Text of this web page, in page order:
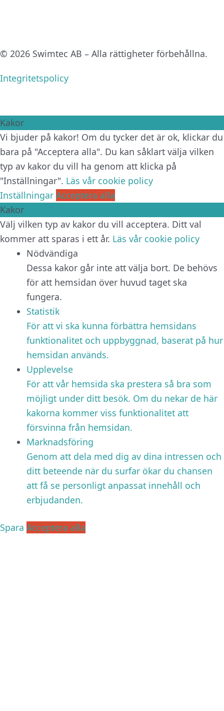
© 2026 Swimtec AB – Alla rättigheter förbehållna.
Integritetspolicy
Kakor
Vi bjuder på kakor! Om du tycker det är ok, klickar du
bara på "Acceptera alla". Du kan såklart välja vilken
typ av kakor du vill ha genom att klicka på
"Inställningar". Läs vår cookie policy
Inställningar Acceptera alla
Kakor
Välj vilken typ av kakor du vill acceptera. Ditt val
kommer att sparas i ett år. Läs vår cookie policy
Nödvändiga
Dessa kakor går inte att välja bort. De behövs
för att hemsidan över huvud taget ska
fungera.
Statistik
För att vi ska kunna förbättra hemsidans
funktionalitet och uppbyggnad, baserat på hur
hemsidan används.
Upplevelse
För att vår hemsida ska prestera så bra som
möjligt under ditt besök. Om du nekar de här
kakorna kommer viss funktionalitet att
försvinna från hemsidan.
Marknadsföring
Genom att dela med dig av dina intressen och
ditt beteende när du surfar ökar du chansen
att få se personligt anpassat innehåll och
erbjudanden.
Spara Acceptera alla